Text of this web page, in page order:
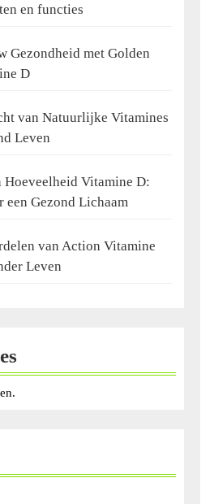
en functies
Gezondheid met Golden
D
van Natuurlijke Vitamines
Leven
Hoeveelheid Vitamine D:
Gezond Lichaam
van Action Vitamine
Leven